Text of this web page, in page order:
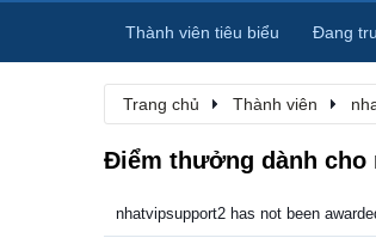
Trang chủ Thành viên
Điểm thưởng dành cho
nhatvipsupport2 has not been
Thành viên tiêu biểu Đang